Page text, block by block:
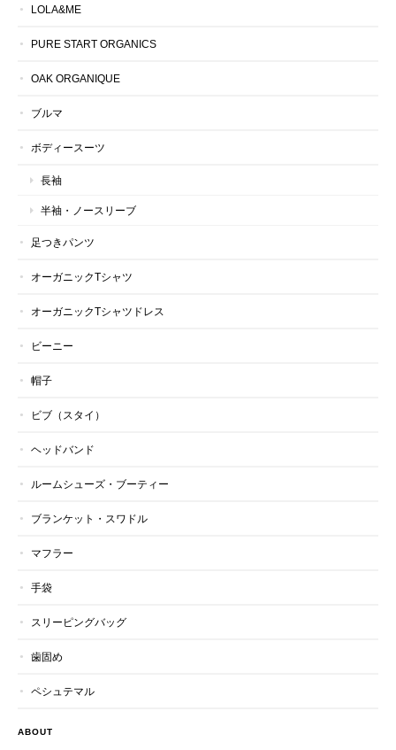
LOLA&ME
PURE START ORGANICS
OAK ORGANIQUE
ブルマ
ボディースーツ
長袖
半袖・ノースリーブ
足つきパンツ
オーガニックTシャツ
オーガニックTシャツドレス
ビーニー
帽子
ビブ（スタイ）
ヘッドバンド
ルームシューズ・ブーティー
ブランケット・スワドル
マフラー
手袋
スリーピングバッグ
歯固め
ペシュテマル
ABOUT